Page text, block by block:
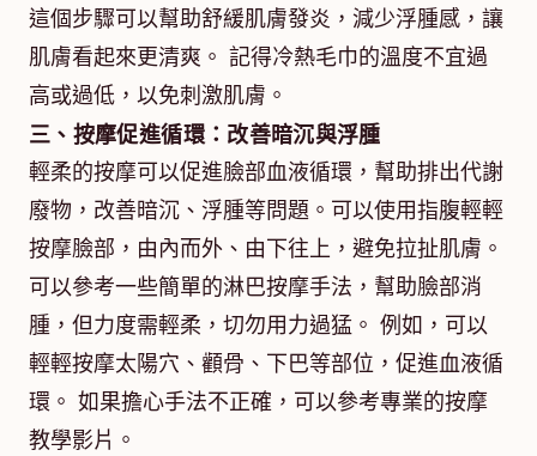
這個步驟可以幫助舒緩肌膚發炎，減少浮腫感，讓
肌膚看起來更清爽。 記得冷熱毛巾的溫度不宜過
高或過低，以免刺激肌膚。
三、按摩促進循環：改善暗沉與浮腫
輕柔的按摩可以促進臉部血液循環，幫助排出代謝
廢物，改善暗沉、浮腫等問題。可以使用指腹輕輕
按摩臉部，由內而外、由下往上，避免拉扯肌膚。
可以參考一些簡單的淋巴按摩手法，幫助臉部消
腫，但力度需輕柔，切勿用力過猛。 例如，可以
輕輕按摩太陽穴、顴骨、下巴等部位，促進血液循
環。 如果擔心手法不正確，可以參考專業的按摩
教學影片。